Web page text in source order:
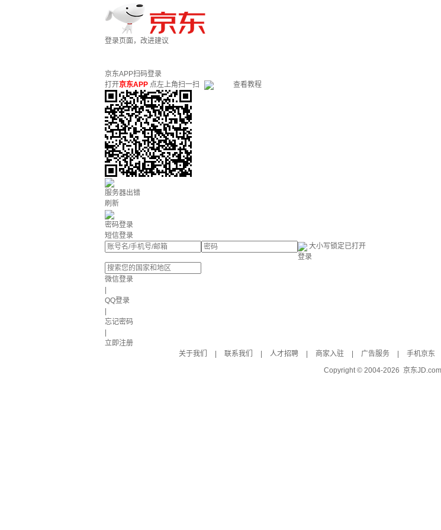
登录页面，改进建议
京东APP扫码登录
打开京东APP 点左上角扫一扫 查看教程
服务器出错
刷新
密码登录
短信登录
大小写锁定已打开
登录
微信登录
QQ登录
忘记密码
立即注册
关于我们
联系我们 人才招聘 商家入驻 广告服务 手机京东
Copyright © 2004-2026 京东